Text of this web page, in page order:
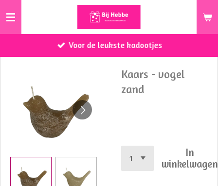
Ga
de
Voor de leukste kadootjes
Kaars - vogel
zand
In
winkelwagen